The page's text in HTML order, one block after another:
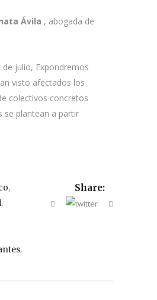
Ávila , abogada de
,
,
,
Share: